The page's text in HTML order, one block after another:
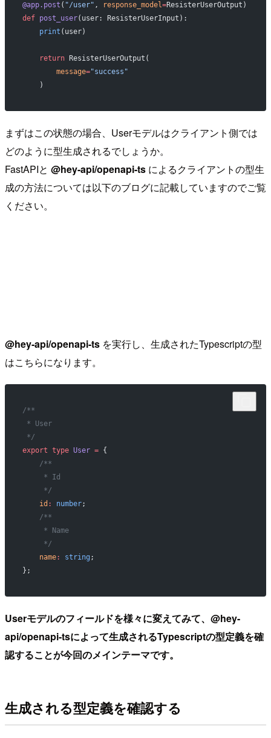
@app.post ( "/user" , response_model=ResisterUserOutput)
def post_user(user: ResisterUserInput):
    print
(user)
    return
ResisterUserOutput(
        message
="success"
    )
まずはこの状態の場合、Userモデルはクライアント側では
どのように型生成されるでしょうか。
FastAPIと @hey-api/openapi-ts によるクライアントの型生
成の方法については以下のブログに記載していますのでご覧
ください。
@hey-api/openapi-ts を実行し、生成されたTypescriptの型
はこちらになります。
/**
* User
*/
export type User = {
    /**
     * Id
     */
    id
: number;
    /**
     * Name
     */
    name
: string ;
};
Userモデルのフィールドを様々に変えてみて、@hey-
api/openapi-tsによって生成されるTypescriptの型定義を確
認することが今回のメインテーマです。
生成される型定義を確認する